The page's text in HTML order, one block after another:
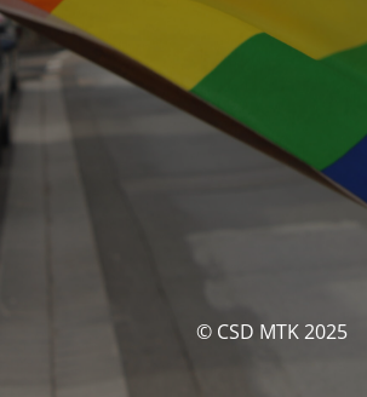
© CSD MTK 2025